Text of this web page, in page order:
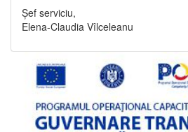
Șef serviciu,
Elena-Claudia Vîlceleanu